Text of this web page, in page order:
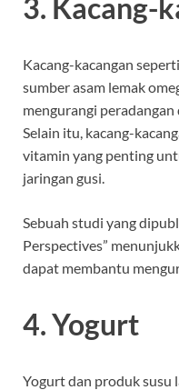
3. Kacang-
Kacang-kacangan
sumber asam lemak
mengurangi
Selain itu, kacang-
vitamin yang penting
jaringan gusi.
Sebuah studi yang
Perspectives”
dapat membantu
4. Yogurt
Yogurt dan produk susu